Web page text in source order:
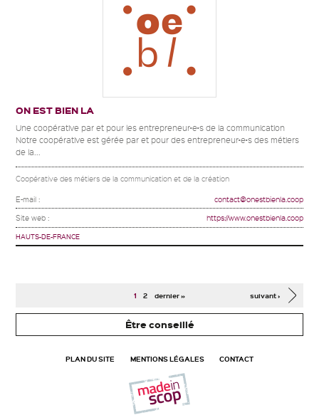
ON EST BIEN LA
Une coopérative par et pour les entrepreneur•e•s de la communication
Notre coopérative est gérée par et pour des entrepreneur•e•s des métiers
de la...
Coopérative des métiers de la communication et de la création
E-mail : contact@onestbienla.coop
Site web : https://www.onestbienla.coop
HAUTS-DE-FRANCE
1 2 suivant ›
dernier »
Être conseillé
PLAN DU SITE MENTIONS LÉGALES CONTACT